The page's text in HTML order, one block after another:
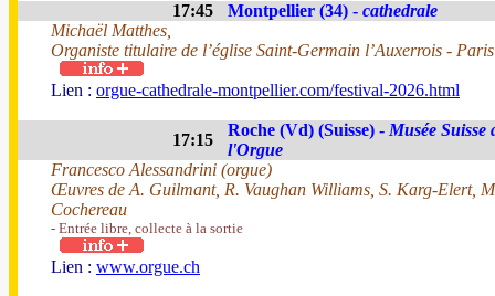
17:45 Montpellier (34) - cathedrale
Michaël Matthes,
Organiste titulaire de l’église Saint-Germain l’Auxerrois - Paris
Lien : orgue-cathedrale-montpellier.com/festival-2026.html
17:15
Roche (Vd) (Suisse) - Musée Suisse
l'Orgue
Francesco Alessandrini (orgue)
Œuvres de A. Guilmant, R. Vaughan Williams, S. Karg-Elert,
Cochereau
- Entrée libre, collecte à la sortie
Lien : www.orgue.ch